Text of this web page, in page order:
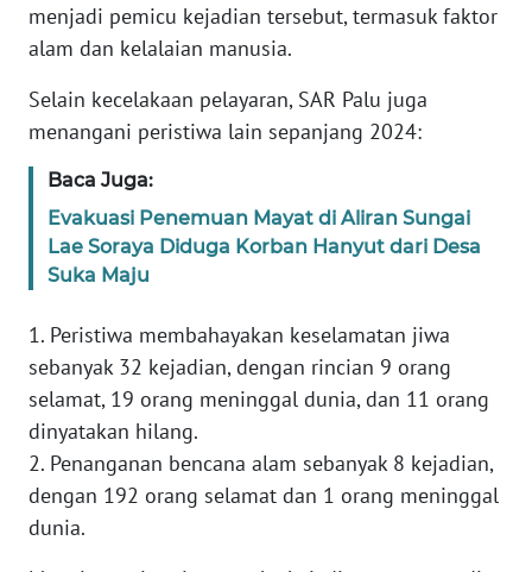
menjadi pemicu kejadian tersebut, termasuk faktor
alam dan kelalaian manusia.
Selain kecelakaan pelayaran, SAR Palu juga
menangani peristiwa lain sepanjang 2024:
Baca Juga:
Evakuasi Penemuan Mayat di Aliran Sungai
Lae Soraya Diduga Korban Hanyut dari Desa
Suka Maju
1. Peristiwa membahayakan keselamatan jiwa
sebanyak 32 kejadian, dengan rincian 9 orang
selamat, 19 orang meninggal dunia, dan 11 orang
dinyatakan hilang.
2. Penanganan bencana alam sebanyak 8 kejadian,
dengan 192 orang selamat dan 1 orang meninggal
dunia.
WN
PAPUA
PAPUA
BARAT
WN
RIAU
SERAMBI
WN
JAMBI
WN
SULTRA